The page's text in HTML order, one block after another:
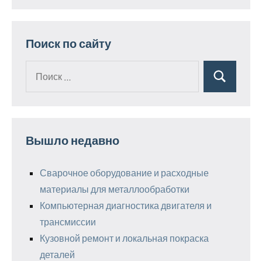
Поиск по сайту
Поиск
Вышло недавно
Сварочное оборудование и расходные
материалы для металлообработки
Компьютерная диагностика двигателя и
трансмиссии
Кузовной ремонт и локальная покраска
деталей